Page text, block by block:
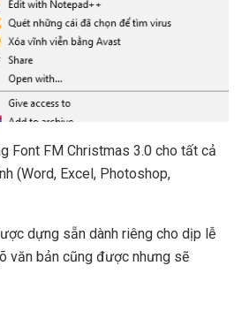
Font FM Christmas 3.0 cho tất cả
(Word, Excel, Photoshop,
dựng sẵn dành riêng cho dịp lễ
văn bản cũng được nhưng sẽ